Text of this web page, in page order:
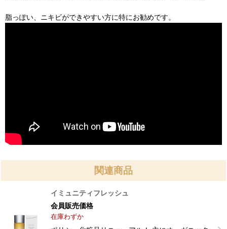
脂っぽい、ニキビができやすい方に特にお勧めです。
関連商品
イミュニティフレッシュ
会員販売価格
在庫わずか